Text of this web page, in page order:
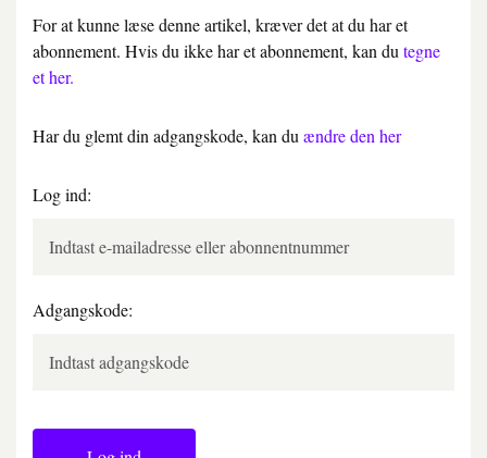
For at kunne læse denne artikel, kræver det at du har et
abonnement. Hvis du ikke har et abonnement, kan du tegne
et her.
Har du glemt din adgangskode, kan du ændre den her
Log ind:
Adgangskode: